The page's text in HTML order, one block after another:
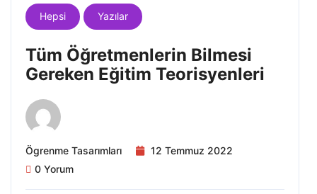
Hepsi Yazılar
Tüm Öğretmenlerin Bilmesi
Gereken Eğitim Teorisyenleri
Ögrenme Tasarımları
12 Temmuz 2022
0 Yorum